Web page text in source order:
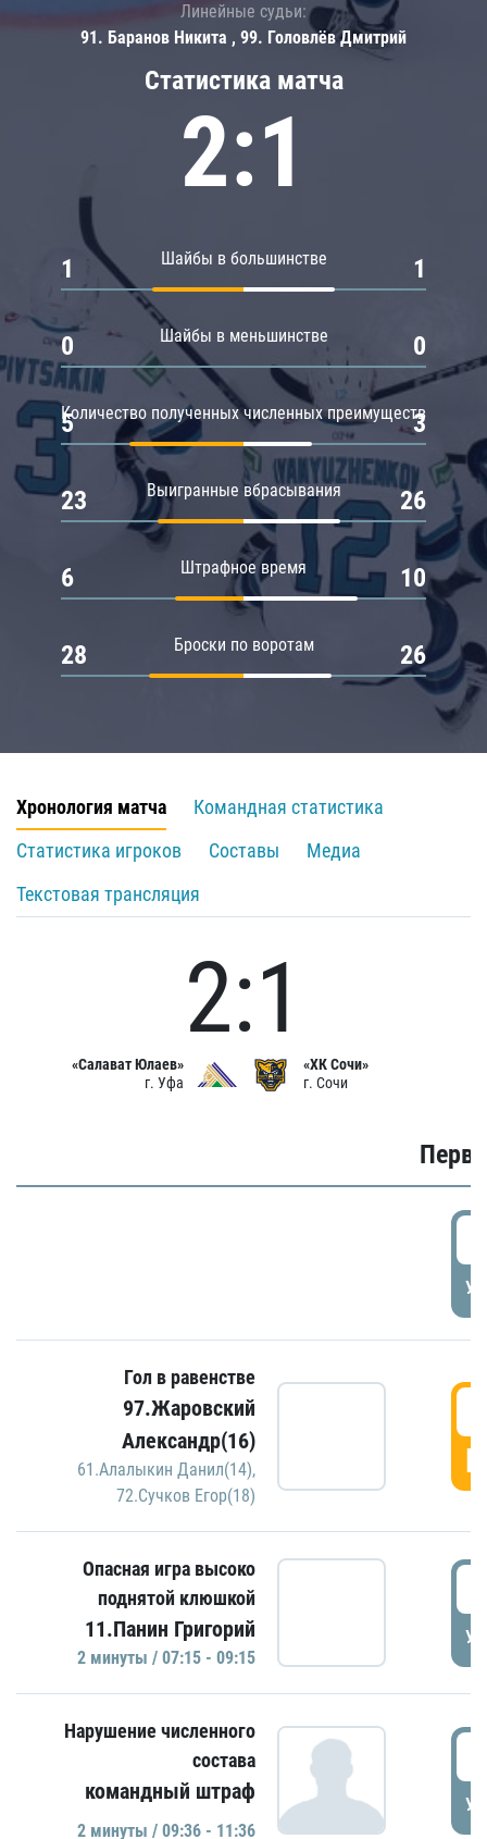
Статистика матча
2:1
Шайбы в большинстве
1 1
Шайбы в меньшинстве
0 0
Количество полученных численных преимуществ
5 3
Выигранные вбрасывания
23 26
Штрафное время
6 10
Броски по воротам
28 26
Линейные судьи:
91. Баранов Никита , 99. Головлёв Дмитрий
Хронология матча
Командная статистика
Статистика игроков
Составы
Медиа
Текстовая трансляция
«Салават Юлаев»
г. Уфа
2:1
«ХК Сочи»
г. Сочи
Гол в равенстве
97.Жаровский
Александр(16)
61.Алалыкин Данил(14),
72.Сучков Егор(18)
Опасная игра высоко
поднятой клюшкой
11.Панин Григорий
2 минуты / 07:15 - 09:15
Нарушение численного
состава
командный штраф
2 минуты / 09:36 - 11:36